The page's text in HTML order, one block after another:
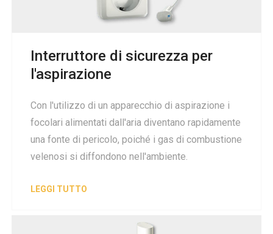
Interruttore di sicurezza per
l'aspirazione
Con l'utilizzo di un apparecchio di aspirazione i
focolari alimentati dall'aria diventano rapidamente
una fonte di pericolo, poiché i gas di combustione
velenosi si diffondono nell'ambiente.
LEGGI TUTTO